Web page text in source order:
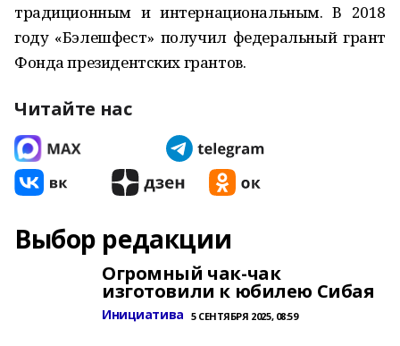
традиционным и интернациональным. В 2018
году «Бэлешфест» получил федеральный грант
Фонда президентских грантов.
Читайте нас
Выбор редакции
Огромный чак-чак
изготовили к юбилею Сибая
Инициатива 5 СЕНТЯБРЯ 2025, 08:59